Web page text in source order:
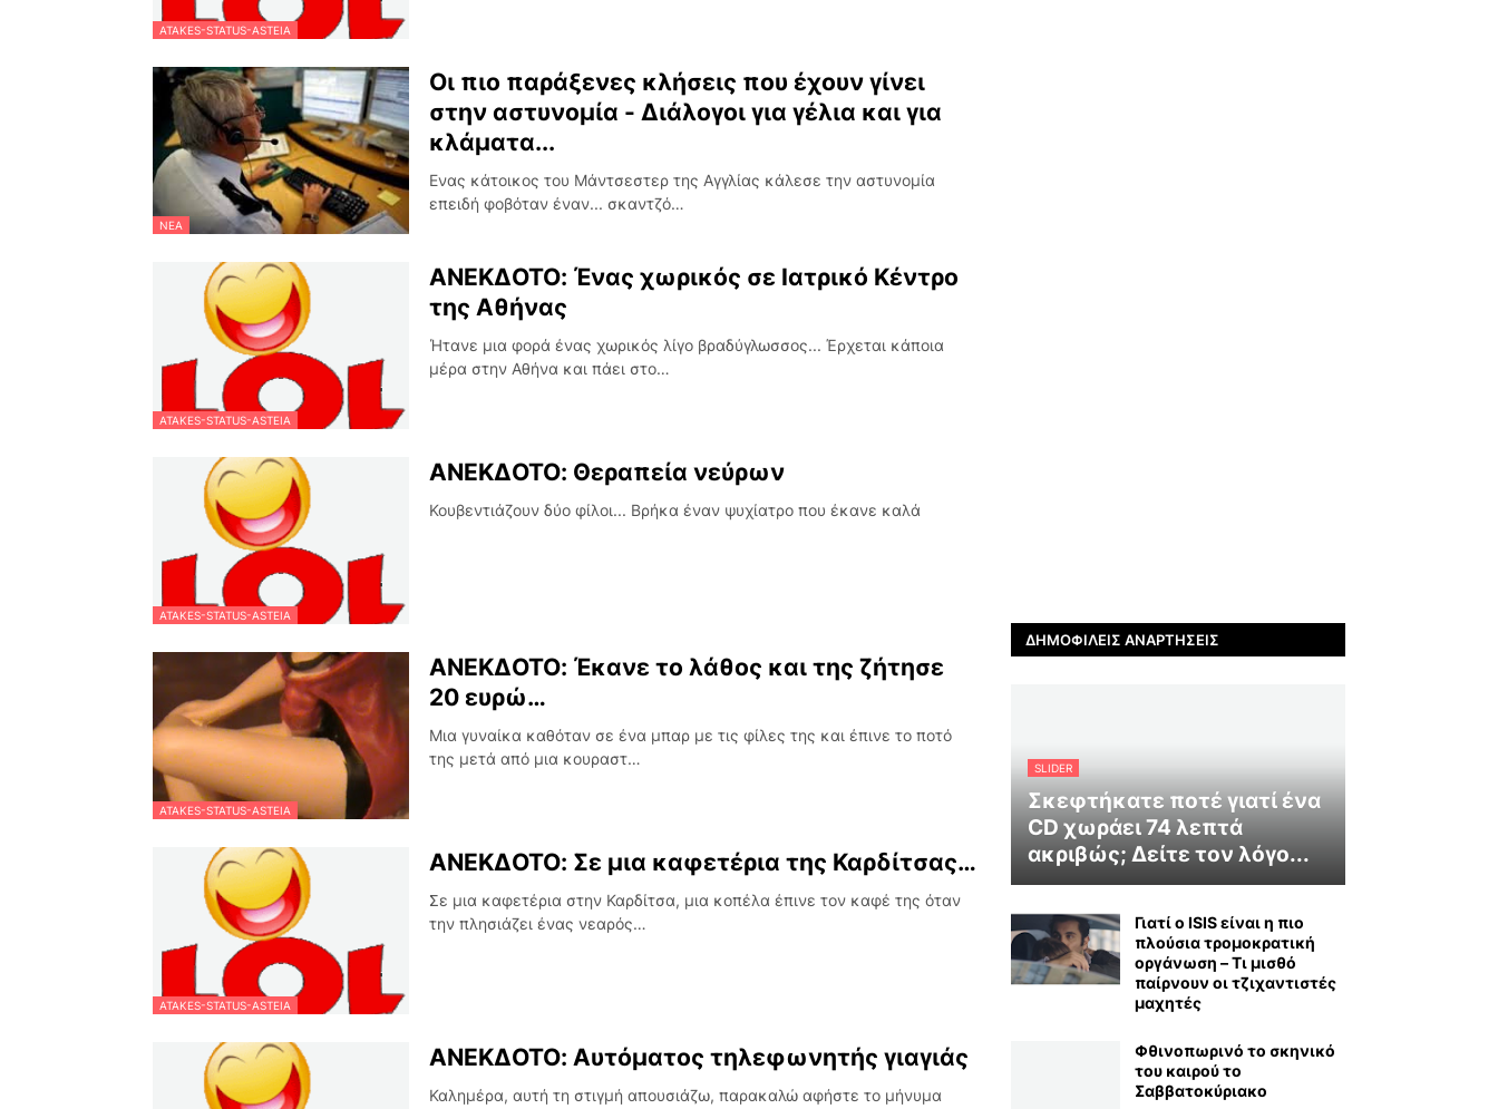
ATAKES-STATUS-ASTEIA
ΝΈΑ
Οι πιο παράξενες κλήσεις που έχουν γίνει
στην αστυνομία - Διάλογοι για γέλια και για
κλάματα...
Ενας κάτοικος του Μάντσεστερ της Αγγλίας κάλεσε την αστυνομία
επειδή φοβόταν έναν... σκαντζό…
ATAKES-STATUS-ASTEIA
ΑΝΕΚΔΟΤΟ: Ένας χωρικός σε Ιατρικό Κέντρο
της Αθήνας
Ήτανε μια φορά ένας χωρικός λίγο βραδύγλωσσος... Έρχεται κάποια
μέρα στην Αθήνα και πάει στο…
ATAKES-STATUS-ASTEIA
ΑΝΕΚΔΟΤΟ: Θεραπεία νεύρων
Κουβεντιάζουν δύο φίλοι... Βρήκα έναν ψυχίατρο που έκανε καλά
ATAKES-STATUS-ASTEIA
ΑΝΕΚΔΟΤΟ: Έκανε το λάθος και της ζήτησε
20 ευρώ…
Μια γυναίκα καθόταν σε ένα μπαρ με τις φίλες της και έπινε το ποτό
της μετά από μια κουραστ…
ATAKES-STATUS-ASTEIA
ΑΝΕΚΔΟΤΟ: Σε μια καφετέρια της Καρδίτσας…
Σε μια καφετέρια στην Καρδίτσα, μια κοπέλα έπινε τον καφέ της όταν
την πλησιάζει ένας νεαρός…
ΑΝΕΚΔΟΤΟ: Αυτόματος τηλεφωνητής γιαγιάς
Καλημέρα, αυτή τη στιγμή απουσιάζω, παρακαλώ αφήστε το μήνυμα
ΔΗΜΟΦΙΛΕΊΣ ΑΝΑΡΤΉΣΕΙΣ
SLIDER
Σκεφτήκατε ποτέ γιατί ένα
CD χωράει 74 λεπτά
ακριβώς; Δείτε τον λόγο...
Γιατί ο ISIS είναι η πιο
πλούσια τρομοκρατική
οργάνωση – Τι μισθό
παίρνουν οι τζιχαντιστές
μαχητές
Φθινοπωρινό το σκηνικό
του καιρού το
Σαββατοκύριακο